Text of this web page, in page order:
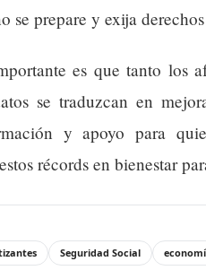
se prepare y exija
es que tanto los
se traduzcan en
y apoyo para
récords en bienestar
Seguridad Social